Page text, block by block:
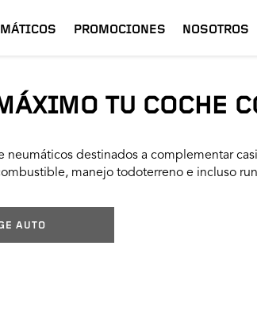
PROMOCIONES NOSOTROS
TU COCHE
neumáticos destinados a complementar
manejo todoterreno e incluso
AUTO